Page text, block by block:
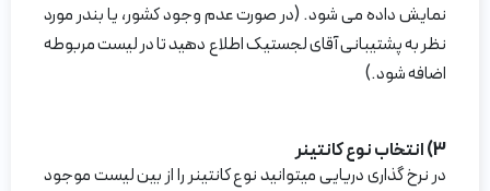
نمایش داده می شود. (در صورت عدم وجود کشور، یا بندر مورد
نظر به پشتیبانی آقای لجستیک اطلاع دهید تا در لیست مربوطه
اضافه شود.)
3) انتخاب نوع کانتینر
در نرخ گذاری دریایی میتوانید نوع کانتینر را از بین لیست موجود